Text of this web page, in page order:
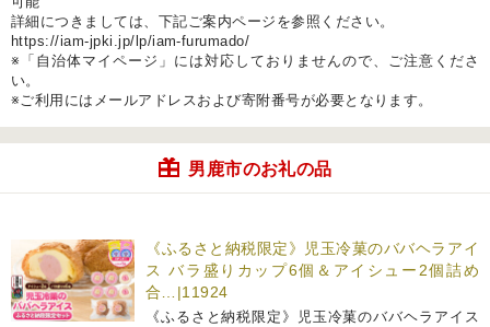
詳細につきましては、下記ご案内ページを参照ください。
https://iam-jpki.jp/lp/iam-furumado/
※「自治体マイページ」には対応しておりませんので、ご注意くださ
い。
※ご利用にはメールアドレスおよび寄附番号が必要となります。
男鹿市のお礼の品
《ふるさと納税限定》児玉冷菓のババヘラアイ
ス バラ盛りカップ6個＆アイシュー2個詰め
合…|11924
《ふるさと納税限定》児玉冷菓のババヘラアイス